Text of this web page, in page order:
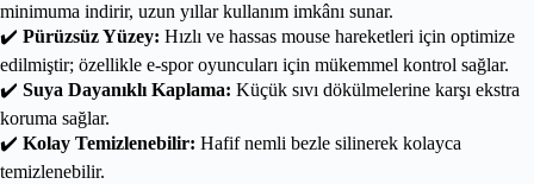
minimuma indirir, uzun yıllar kullanım imkânı sunar.
✔️ Pürüzsüz Yüzey: Hızlı ve hassas mouse hareketleri için optimize
edilmiştir; özellikle e-spor oyuncuları için mükemmel kontrol sağlar.
✔️ Suya Dayanıklı Kaplama: Küçük sıvı dökülmelerine karşı ekstra
koruma sağlar.
✔️ Kolay Temizlenebilir: Hafif nemli bezle silinerek kolayca
temizlenebilir.